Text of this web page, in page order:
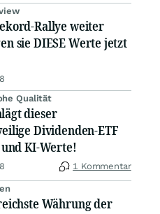
Rallye weiter
sie DIESE Werte jetzt
Qualität
dieser
Dividenden-ETF
KI-Werte!
1 Kommentar
Währung der